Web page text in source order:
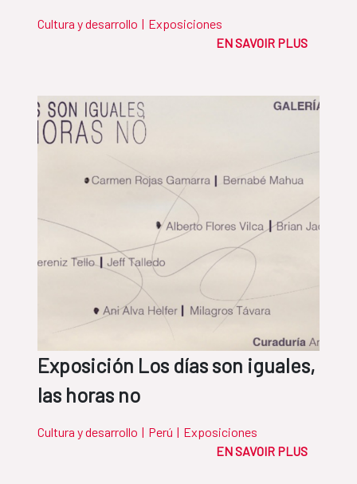
Cultura y desarrollo | Exposiciones
EN SAVOIR PLUS
Exposición Los días son iguales,
las horas no
Cultura y desarrollo | Perú | Exposiciones
EN SAVOIR PLUS